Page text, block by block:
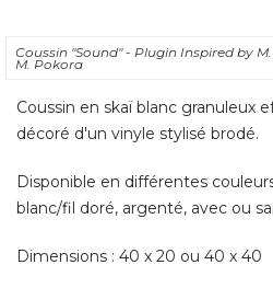
Coussin "Sound" - Plugin Inspired by
M. Pokora
Coussin en skaï blanc granuleux
décoré d'un vinyle stylisé brodé.
Disponible en différentes
blanc/fil doré, argenté, avec ou
Dimensions : 40 x 20 ou 40 x 40